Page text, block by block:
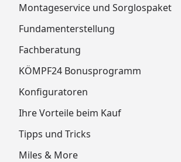
Montageservice und Sorglospaket
Fundamenterstellung
Fachberatung
KÖMPF24 Bonusprogramm
Konfiguratoren
Ihre Vorteile beim Kauf
Tipps und Tricks
Miles & More